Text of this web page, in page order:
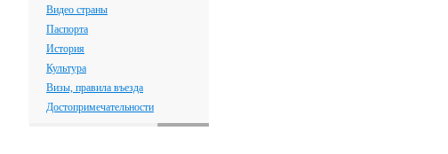
Видео страны
Паспорта
История
Культура
Визы, правила въезда
Достопримечательности